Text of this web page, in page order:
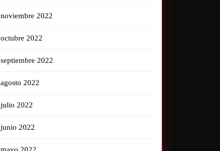
noviembre 2022
octubre 2022
septiembre 2022
agosto 2022
julio 2022
junio 2022